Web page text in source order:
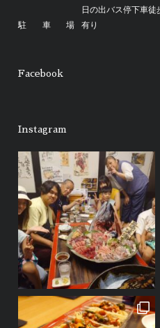
日の出バス停下車徒
駐車場
有り
Facebook
Instagram